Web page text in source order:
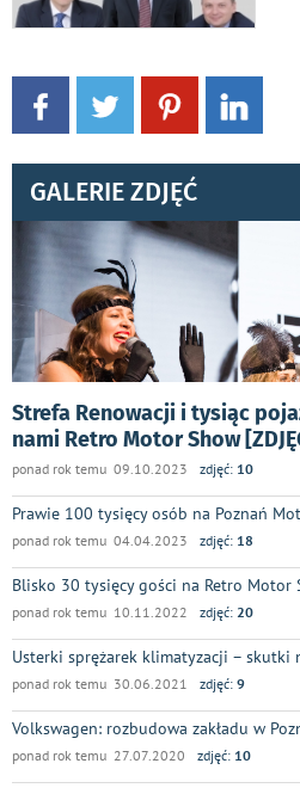
GALERIE ZDJĘĆ
Strefa Renowacji i tysiąc
nami Retro Motor Show
ponad rok temu 09.10.2023 zdjęć: 10
Prawie 100 tysięcy osób na Poznań
ponad rok temu 04.04.2023 zdjęć: 18
Blisko 30 tysięcy gości na Retro Motor
ponad rok temu 10.11.2022 zdjęć: 20
Usterki sprężarek klimatyzacji – skutki
ponad rok temu 30.06.2021 zdjęć: 9
Volkswagen: rozbudowa zakładu w
ponad rok temu 27.07.2020 zdjęć: 10